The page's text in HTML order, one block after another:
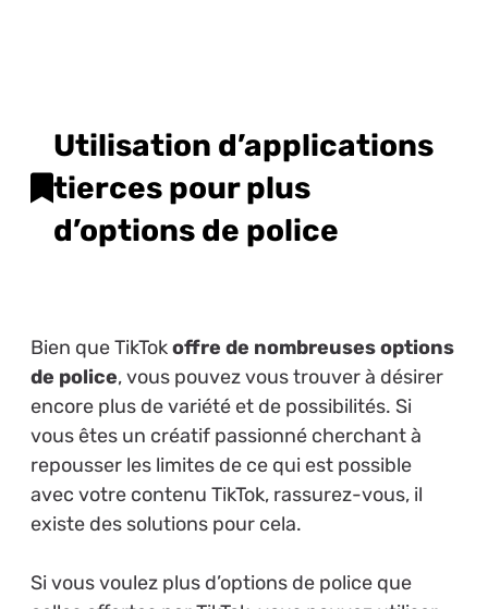
Utilisation d’applications
tierces pour plus
d’options de police
Bien que TikTokoffre de nombreuses options
de police, vous pouvez vous trouver à désirer
encore plus de variété et de possibilités. Si
vous êtes un créatif passionné cherchant à
repousser les limites de ce qui est possible
avec votre contenu TikTok, rassurez-vous, il
existe des solutions pour cela.
Si vous voulez plus d’options de police que